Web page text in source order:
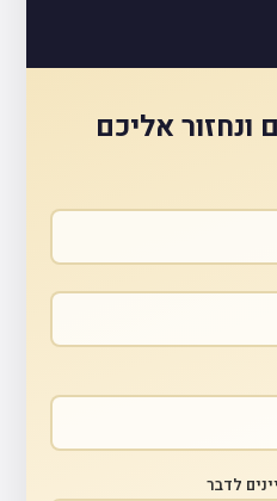
ונחזור אליכם
לדבר